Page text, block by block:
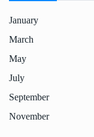
January
March
May
July
September
November